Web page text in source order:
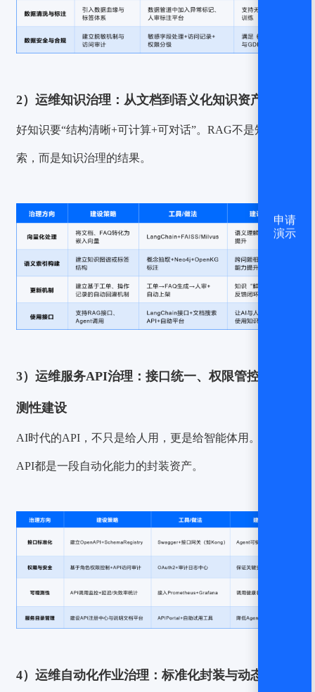
2）运维知识治理：从文档到语义化知识资产
好知识要“结构清晰+可计算+可对话”。RAG不是知识搜
索，而是知识治理的结果。
3）运维服务API治理：接口统一、权限管控与可观
测性建设
AI时代的API，不只是给人用，更是给智能体用。每一个
API都是一段自动化能力的封装资产。
4）运维自动化作业治理：标准化封装与动态调度
申请
演示